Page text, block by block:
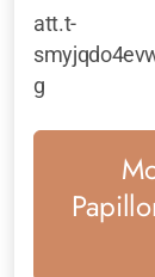
att.t-
g